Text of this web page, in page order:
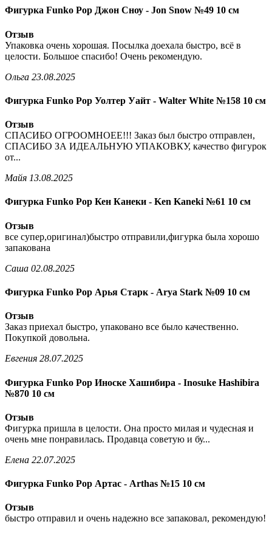
Фигурка Funko Pop Джон Сноу - Jon Snow №49 10 см
Отзыв
Упаковка очень хорошая. Посылка доехала быстро, всё в
целости. Большое спасибо! Очень рекомендую.
Ольга 23.08.2025
Фигурка Funko Pop Уолтер Уайт - Walter White №158 10 см
Отзыв
СПАСИБО ОГРООМНОЕЕ!!! Заказ был быстро отправлен,
СПАСИБО ЗА ИДЕАЛЬНУЮ УПАКОВКУ, качество фигурок
от...
Майя 13.08.2025
Фигурка Funko Pop Кен Канеки - Ken Kaneki №61 10 см
Отзыв
все супер,оригинал)быстро отправили,фигурка была хорошо
запакована
Саша 02.08.2025
Фигурка Funko Pop Арья Старк - Arya Stark №09 10 см
Отзыв
Заказ приехал быстро, упаковано все было качественно.
Покупкой довольна.
Евгения 28.07.2025
Фигурка Funko Pop Иноске Хашибира - Inosuke Hashibira
№870 10 см
Отзыв
Фигурка пришла в целости. Она просто милая и чудесная и
очень мне понравилась. Продавца советую и бу...
Елена 22.07.2025
Фигурка Funko Pop Артас - Arthas №15 10 см
Отзыв
быстро отправил и очень надежно все запаковал, рекомендую!